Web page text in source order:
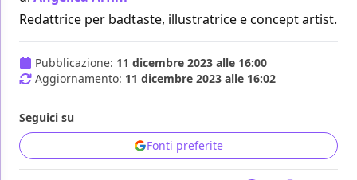
Redattrice per badtaste, illustratrice e concept artist.
Pubblicazione: 11 dicembre 2023 alle 16:00
Aggiornamento: 11 dicembre 2023 alle 16:02
Seguici su
Fonti preferite